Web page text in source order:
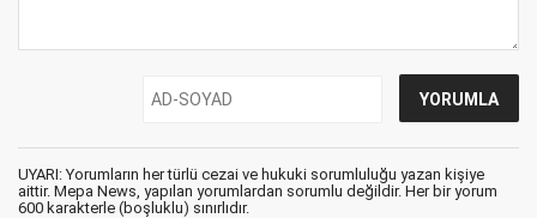
UYARI: Yorumların her türlü cezai ve hukuki sorumluluğu yazan kişiye
aittir. Mepa News, yapılan yorumlardan sorumlu değildir. Her bir yorum
600 karakterle (boşluklu) sınırlıdır.